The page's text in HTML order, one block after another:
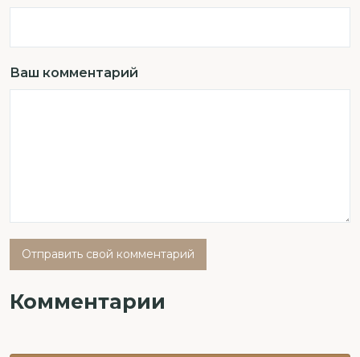
Ваш комментарий
Отправить свой комментарий
Комментарии